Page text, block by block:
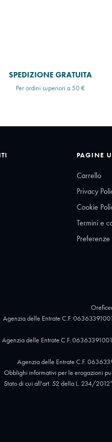
SPEDIZIONE GRATUITA
Per ordini superiori a 50 €
PAGINE
Carrello
Privacy
Cookie
Termini e
Agenzia delle Entrate C.F.
Agenzia delle Entrate C.F.
Agenzia delle Entrate C.F.
Obblighi informativi per le erogazioni
Stato di cui all'art. 52 della L. 234/